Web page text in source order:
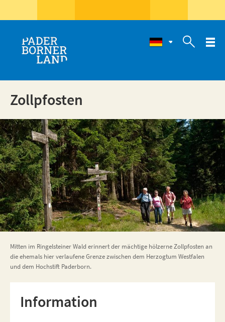

Zollpfosten
Mitten im Ringelsteiner Wald erinnert der mächtige hölzerne Zollpfosten an
die ehemals hier verlaufene Grenze zwischen dem Herzogtum Westfalen
und dem Hochstift Paderborn.
Information